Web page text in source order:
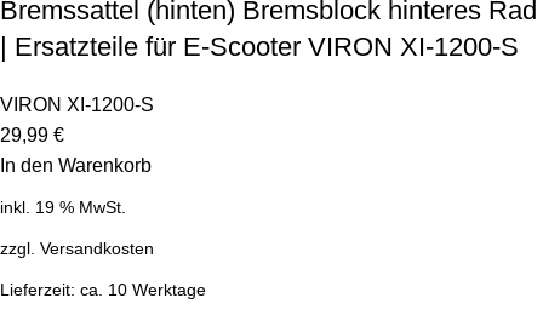
Bremssattel (hinten) Bremsblock hinteres Rad
| Ersatzteile für E-Scooter VIRON XI-1200-S
VIRON XI-1200-S
29,99 €
In den Warenkorb
inkl. 19 % MwSt.
zzgl. Versandkosten
Lieferzeit: ca. 10 Werktage